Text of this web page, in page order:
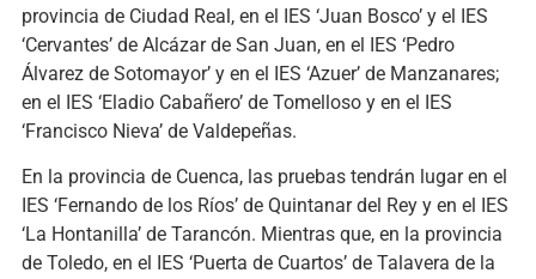
provincia de Ciudad Real, en el IES ‘Juan Bosco’ y el IES
‘Cervantes’ de Alcázar de San Juan, en el IES ‘Pedro
Álvarez de Sotomayor’ y en el IES ‘Azuer’ de Manzanares;
en el IES ‘Eladio Cabañero’ de Tomelloso y en el IES
‘Francisco Nieva’ de Valdepeñas.
En la provincia de Cuenca, las pruebas tendrán lugar en el
IES ‘Fernando de los Ríos’ de Quintanar del Rey y en el IES
‘La Hontanilla’ de Tarancón. Mientras que, en la provincia
de Toledo, en el IES ‘Puerta de Cuartos’ de Talavera de la